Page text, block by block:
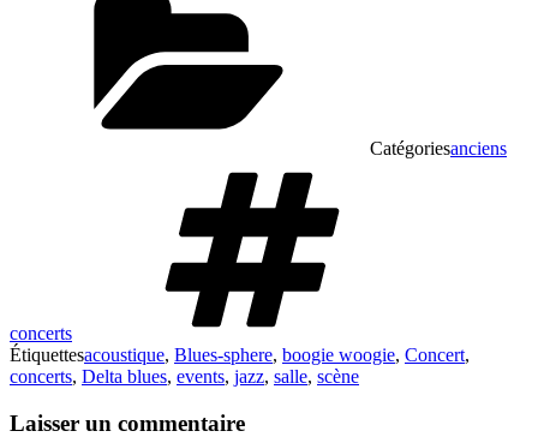
Catégoriesanciens
concerts
Étiquettesacoustique, Blues-sphere, boogie woogie, Concert,
concerts, Delta blues, events, jazz, salle, scène
Laisser un commentaire